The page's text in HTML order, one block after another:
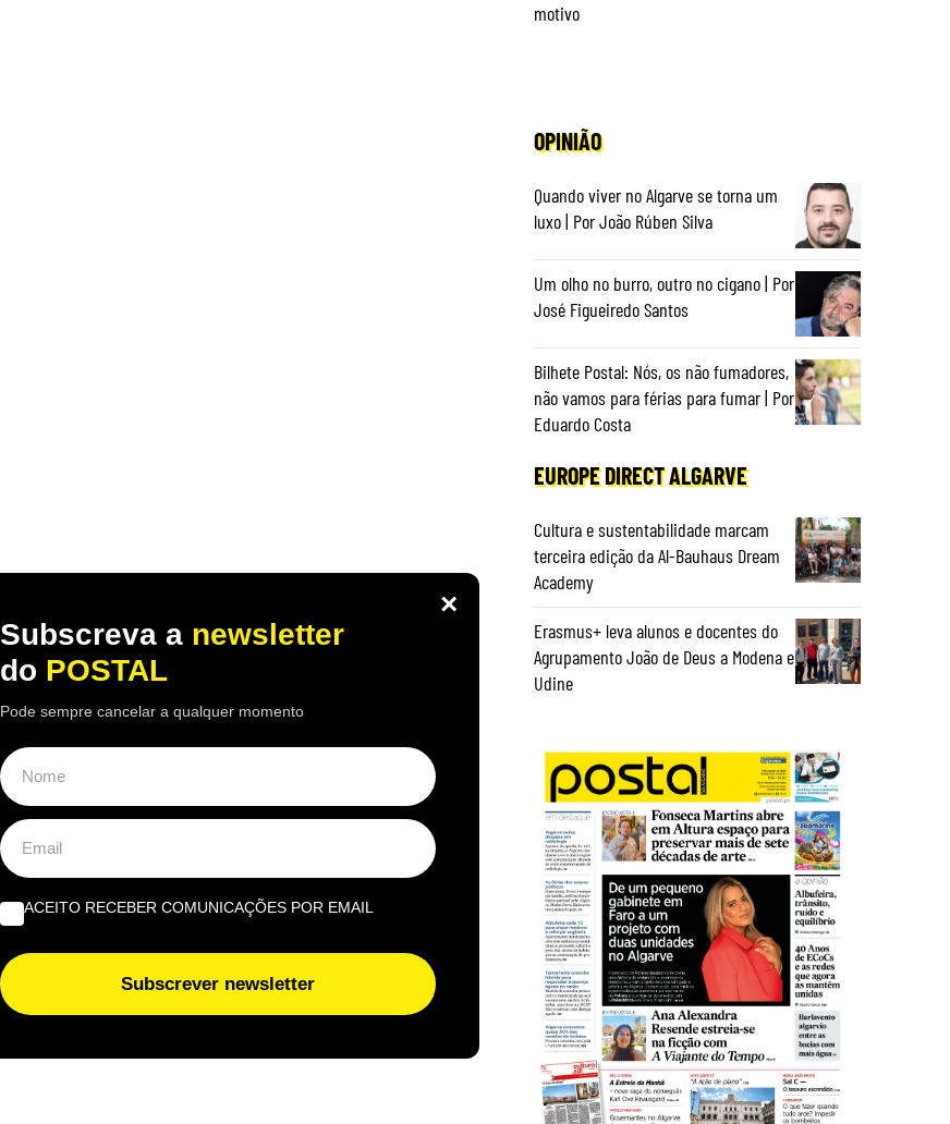
motivo
OPINIÃO
Quando viver no Algarve se torna um
luxo | Por João Rúben Silva
Um olho no burro, outro no cigano | Por
José Figueiredo Santos
Bilhete Postal: Nós, os não fumadores,
não vamos para férias para fumar | Por
Eduardo Costa
EUROPE DIRECT ALGARVE
Cultura e sustentabilidade marcam
terceira edição da Al-Bauhaus Dream
Academy
Erasmus+ leva alunos e docentes do
Agrupamento João de Deus a Modena e
Udine
×
Subscreva a newsletter
do POSTAL
Pode sempre cancelar a qualquer momento
ACEITO RECEBER COMUNICAÇÕES POR EMAIL
Subscrever newsletter